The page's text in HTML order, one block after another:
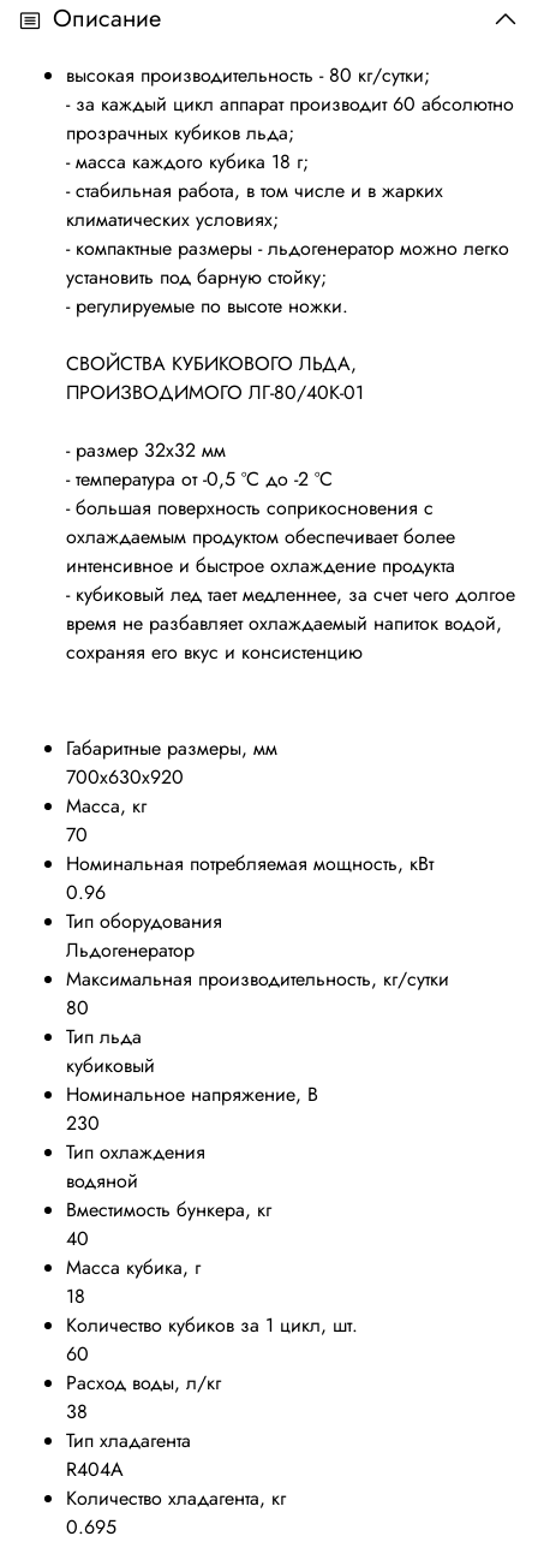
Описание
высокая производительность - 80 кг/сутки;
- за каждый цикл аппарат производит 60 абсолютно
прозрачных кубиков льда;
- масса каждого кубика 18 г;
- стабильная работа, в том числе и в жарких
климатических условиях;
- компактные размеры - льдогенератор можно легко
установить под барную стойку;
- регулируемые по высоте ножки.
СВОЙСТВА КУБИКОВОГО ЛЬДА,
ПРОИЗВОДИМОГО ЛГ-80/40К-01
- размер 32х32 мм
- температура от -0,5 ºС до -2 ºС
- большая поверхность соприкосновения с
охлаждаемым продуктом обеспечивает более
интенсивное и быстрое охлаждение продукта
- кубиковый лед тает медленнее, за счет чего долгое
время не разбавляет охлаждаемый напиток водой,
сохраняя его вкус и консистенцию
Габаритные размеры, мм
700х630х920
Масса, кг
70
Номинальная потребляемая мощность, кВт
0.96
Тип оборудования
Льдогенератор
Максимальная производительность, кг/сутки
80
Тип льда
кубиковый
Номинальное напряжение, В
230
Тип охлаждения
водяной
Вместимость бункера, кг
40
Масса кубика, г
18
Количество кубиков за 1 цикл, шт.
60
Расход воды, л/кг
38
Тип хладагента
R404A
Количество хладагента, кг
0.695